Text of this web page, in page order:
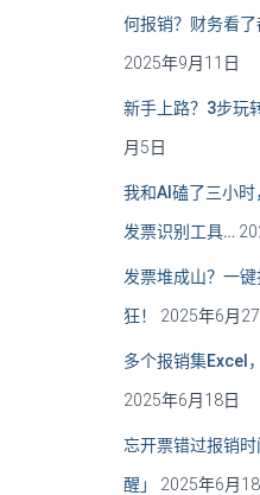
何报销？财务看
2025年9月11日
新手上路？3步玩
月5日
我和AI磕了三小
发票识别工具…
发票堆成山？一
狂！ 2025年6月27
多个报销集Excel
2025年6月18日
忘开票错过报销
醒」 2025年6月18